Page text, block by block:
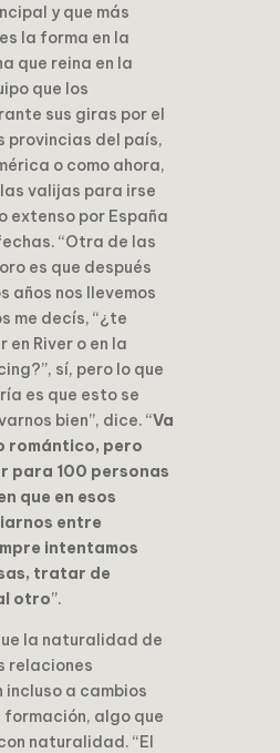
y que más
la forma en la
que reina en la
que los
sus giras por el
provincias del país,
o como ahora,
valijas para irse
extenso por España
“Otra de las
es que después
años nos llevemos
me decís, “¿te
River o en la
sí, pero lo que
es que esto se
bien”, dice. “Va
romántico, pero
para 100 personas
que en esos
entre
intentamos
tratar de
otro”.
la naturalidad de
relaciones
a cambios
formación, algo que
naturalidad. “El